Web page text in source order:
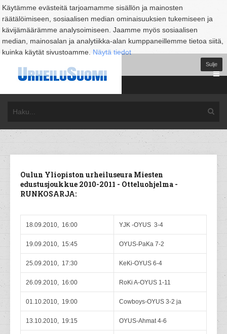
Käytämme evästeitä tarjoamamme sisällön ja mainosten
räätälöimiseen, sosiaalisen median ominaisuuksien tukemiseen ja
kävijämäärämme analysoimiseen. Jaamme myös sosiaalisen
median, mainosalan ja analytiikka-alan kumppaneillemme tietoa siitä,
kuinka käytät sivustoamme. Näytä tiedot
Sulje
Oulun Yliopiston urheiluseura Miesten
edustusjoukkue 2010-2011 - Otteluohjelma -
RUNKOSARJA:
18.09.2010, 16:00 YJK -OYUS 3-4
19.09.2010, 15:45 OYUS-PaKa 7-2
25.09.2010, 17:30 KeKi-OYUS 6-4
26.09.2010, 16:00 RoKi A-OYUS 1-11
01.10.2010, 19:00 Cowboys-OYUS 3-2 ja
13.10.2010, 19:15 OYUS-Ahmat 4-6